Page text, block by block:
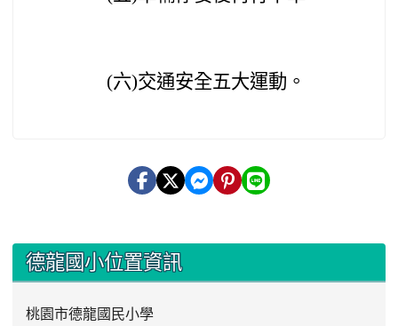
(六)交通安全五大運動。
::: 德龍國小位置資訊
桃園市德龍國民小學